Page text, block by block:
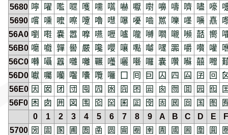
5680 嚀 嚁 嚂 嚃 嚄 嚅 嚆 嚇 嚈 嚉 嚊 嚋 嚌 嚍 嚎
5690 嚐 嚑 嚒 嚓 嚔 嚕 嚖 嚗 嚘 嚙 嚚 嚛 嚜 嚝 嚞
56A0 嚠 嚡 嚢 嚣 嚤 嚥 嚦 嚧 嚨 嚩 嚪 嚫 嚬 嚭 嚮
56B0 嚰 嚱 嚲 嚳 嚴 嚵 嚶 嚷 嚸 嚹 嚺 嚻 嚼 嚽 嚾
56C0 囀 囁 囂 囃 囄 囅 囆 囇 囈 囉 囊 囋 囌 囍 囎
56D0 囐 囑 囒 囓 囔 囕 囖 囗 囘 囙 囚 四 囜 囝 回
56E0 因 囡 团 団 囤 囥 囦 囧 囨 囩 囪 囫 囬 园 囮
56F0 困 囱 囲 図 围 囵 囶 囷 囸 囹 固 囻 囼 国 图
0
1 2 3 4 5 6 7 8 9 A B C D E
F
5700 圀 圁 圂 圃 圄 圅 圆 圇 圈 圉 圊 國 圌 圍 圎